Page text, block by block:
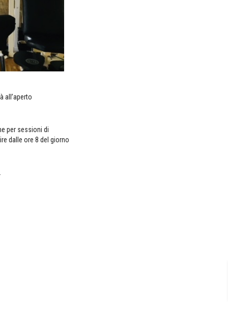
all’aperto
per sessioni di
dalle ore 8 del giorno